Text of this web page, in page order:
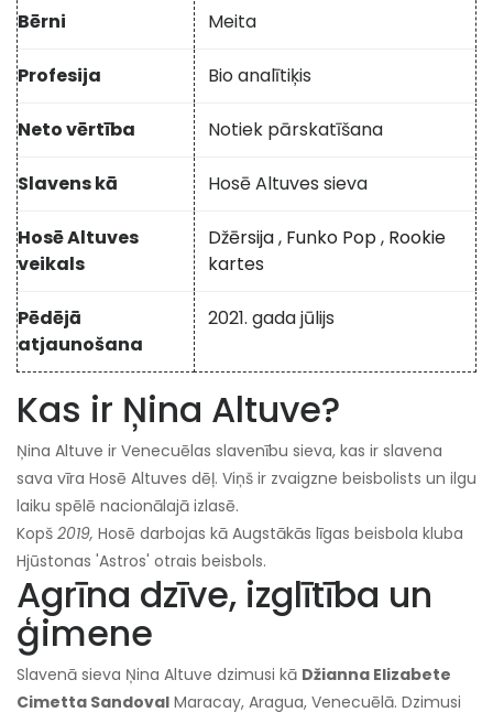
Bērni Meita
Profesija Bio analītiķis
Neto vērtība Notiek pārskatīšana
Slavens kā Hosē Altuves sieva
Hosē Altuves
veikals
Džērsija, Funko Pop, Rookie
kartes
Pēdējā
atjaunošana
2021. gada jūlijs
Kas ir Ņina Altuve?
Ņina Altuve ir Venecuēlas slavenību sieva, kas ir slavena
sava vīra Hosē Altuves dēļ. Viņš ir zvaigzne beisbolists un ilgu
laiku spēlē nacionālajā izlasē.
Kopš 2019, Hosē darbojas kā Augstākās līgas beisbola kluba
Hjūstonas 'Astros' otrais beisbols.
Agrīna dzīve, izglītība un
ģimene
Slavenā sieva Ņina Altuve dzimusi kā Džianna Elizabete
Cimetta Sandoval Maracay, Aragua, Venecuēlā. Dzimusi